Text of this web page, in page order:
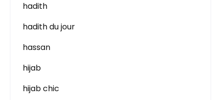
hadith
hadith du jour
hassan
hijab
hijab chic